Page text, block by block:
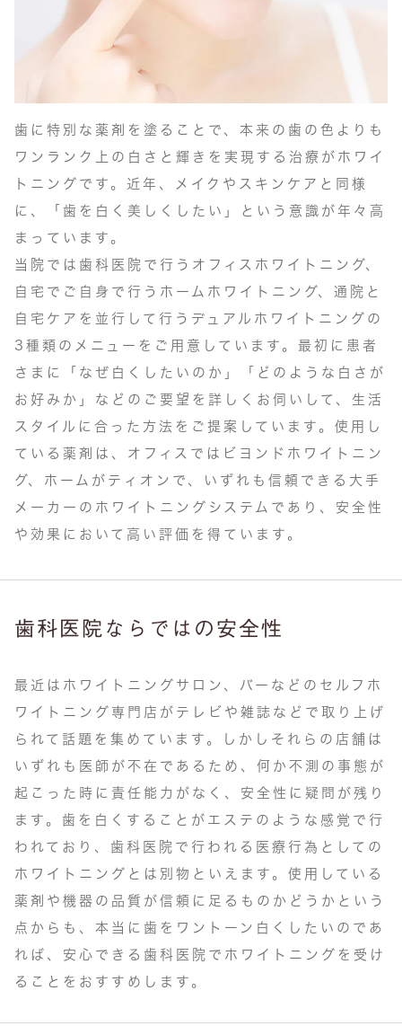
歯に特別な薬剤を塗ることで、本来の歯の色よりも
ワンランク上の白さと輝きを実現する治療がホワイ
トニングです。近年、メイクやスキンケアと同様
に、「歯を白く美しくしたい」という意識が年々高
まっています。
当院では歯科医院で行うオフィスホワイトニング、
自宅でご自身で行うホームホワイトニング、通院と
自宅ケアを並行して行うデュアルホワイトニングの
3種類のメニューをご用意しています。最初に患者
さまに「なぜ白くしたいのか」「どのような白さが
お好みか」などのご要望を詳しくお伺いして、生活
スタイルに合った方法をご提案しています。使用し
ている薬剤は、オフィスではビヨンドホワイトニン
グ、ホームがティオンで、いずれも信頼できる大手
メーカーのホワイトニングシステムであり、安全性
や効果において高い評価を得ています。
歯科医院ならではの安全性
最近はホワイトニングサロン、バーなどのセルフホ
ワイトニング専門店がテレビや雑誌などで取り上げ
られて話題を集めています。しかしそれらの店舗は
いずれも医師が不在であるため、何か不測の事態が
起こった時に責任能力がなく、安全性に疑問が残り
ます。歯を白くすることがエステのような感覚で行
われており、歯科医院で行われる医療行為としての
ホワイトニングとは別物といえます。使用している
薬剤や機器の品質が信頼に足るものかどうかという
点からも、本当に歯をワントーン白くしたいのであ
れば、安心できる歯科医院でホワイトニングを受け
ることをおすすめします。